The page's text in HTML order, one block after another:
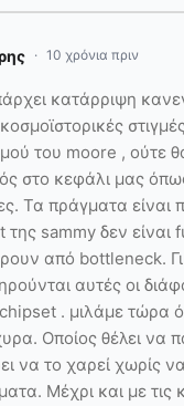
10 χρόνια πριν
κατάρριψη
του moore , ούτε
στο κεφάλι μας
Τα πράγματα είναι
της sammy δεν είναι
από bottleneck.
αυτές οι
. μιλάμε τώρα
Οποίος θέλει να
να το χαρεί χωρίς
Μέχρι και με τις